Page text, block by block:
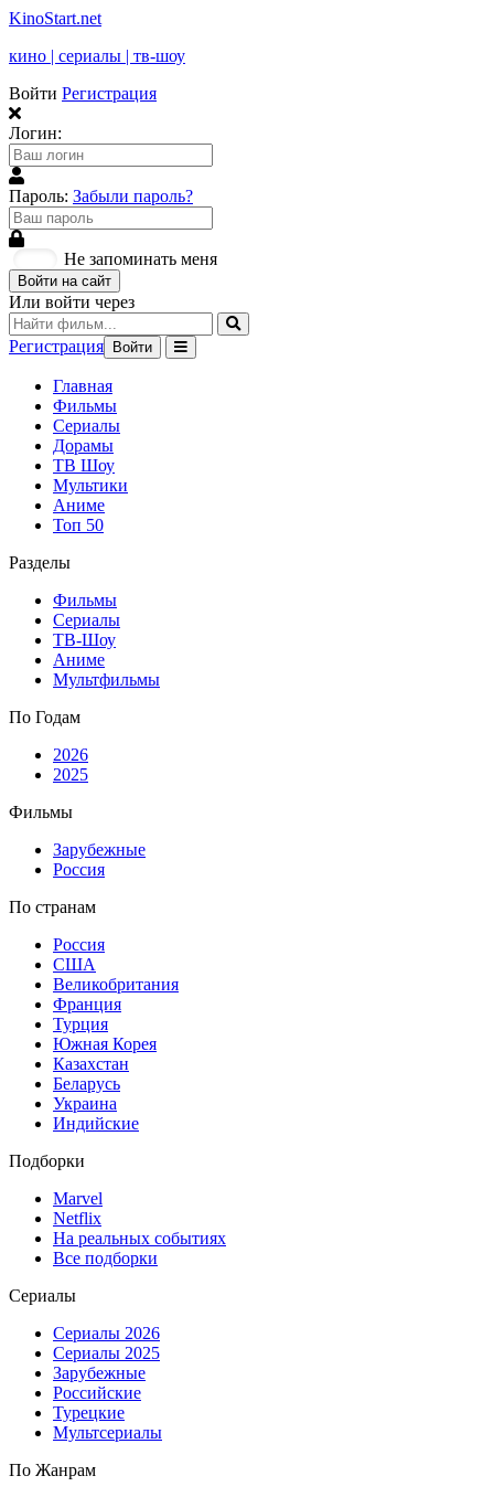
KinoStart.net
кино | сериалы | тв-шоу
Войти Регистрация
Логин:
Пароль: Забыли пароль?
Не запоминать меня
Войти на сайт
Или войти через
Регистрация Войти
Главная
Фильмы
Сериалы
Дорамы
ТВ Шоу
Мультики
Аниме
Топ 50
Разделы
Фильмы
Сериалы
ТВ-Шоу
Аниме
Мультфильмы
По Годам
2026
2025
Фильмы
Зарубежные
Россия
По странам
Россия
США
Великобритания
Франция
Турция
Южная Корея
Казахстан
Беларусь
Украина
Индийские
Подборки
Marvel
Netflix
На реальных событиях
Все подборки
Сериалы
Сериалы 2026
Сериалы 2025
Зарубежные
Российские
Турецкие
Мультсериалы
По Жанрам